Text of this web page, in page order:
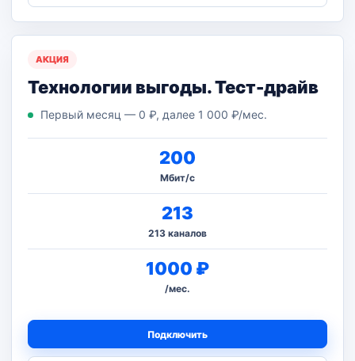
АКЦИЯ
Технологии выгоды. Тест-драйв
Первый месяц — 0 ₽, далее 1 000 ₽/мес.
200
Мбит/с
213
213 каналов
1000 ₽
/мес.
Подключить